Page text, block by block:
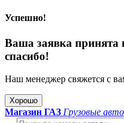
Успешно!
Ваша заявка принята
спасибо!
Наш менеджер свяжется с
Хорошо
Магазин ГАЗ Грузовые